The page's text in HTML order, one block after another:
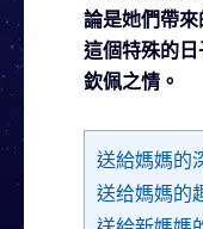
論是她們帶
這個特殊的
欽佩之情。
送給媽媽的
送给媽媽的